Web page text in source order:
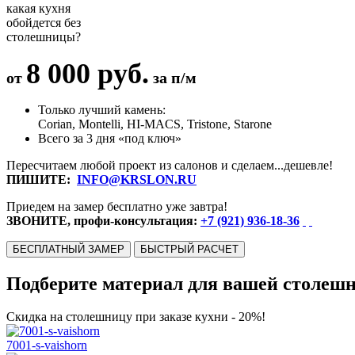
какая кухня
обойдется без
столешницы?
от 8 000 руб. за п/м
Только лучший камень:
Corian, Montelli, HI-MACS, Tristone, Starone
Всего за 3 дня «под ключ»
Пересчитаем любой проект из салонов и сделаем...дешевле!
ПИШИТЕ: INFO@KRSLON.RU
Приедем на замер бесплатно уже завтра!
ЗВОНИТЕ, профи-консультация: +7 (921) 936-18-36
БЕСПЛАТНЫЙ ЗАМЕР БЫСТРЫЙ РАСЧЕТ
Подберите материал для вашей
Скидка на столешницу при заказе кухни - 20%!
7001-s-vaishorn